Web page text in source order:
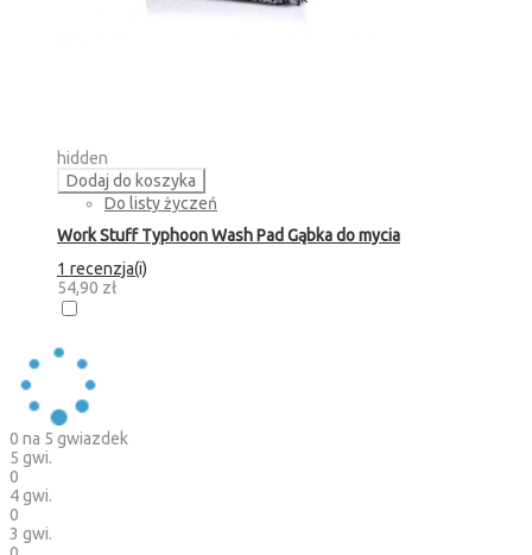
hidden
Dodaj do koszyka
Do listy życzeń
Work Stuff Typhoon Wash Pad Gąbka do mycia
1 recenzja(i)
54,90 zł
0 na 5 gwiazdek
5 gwi.
0
4 gwi.
0
3 gwi.